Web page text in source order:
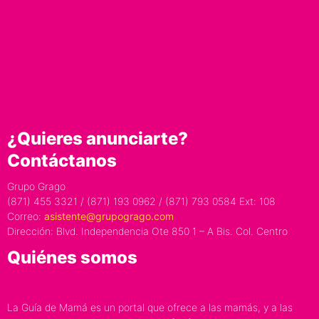
¿Quieres anunciarte?
Contáctanos
Grupo Grago
(871) 455 3321 / (871) 193 0962 / (871) 793 0584 Ext: 108
Correo: asistente@grupogrago.com
Dirección: Blvd. Independencia Ote 850 1 – A Bis. Col. Centro
Quiénes somos
La Guía de Mamá es un portal que ofrece a las mamás, y a las